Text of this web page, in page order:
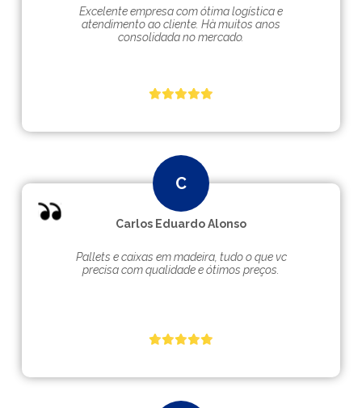
Excelente empresa com ótima logística e
atendimento ao cliente. Hà muitos anos
consolidada no mercado.
Carlos Eduardo Alonso
Pallets e caixas em madeira, tudo o que vc
precisa com qualidade e ótimos preços.